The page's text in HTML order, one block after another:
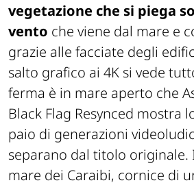
vegetazione che si piega
vento che viene dal mare e
grazie alle facciate degli
salto grafico ai 4K si vede
ferma è in mare aperto che
Black Flag Resynced mostra
paio di generazioni
separano dal titolo originale.
mare dei Caraibi, cornice di